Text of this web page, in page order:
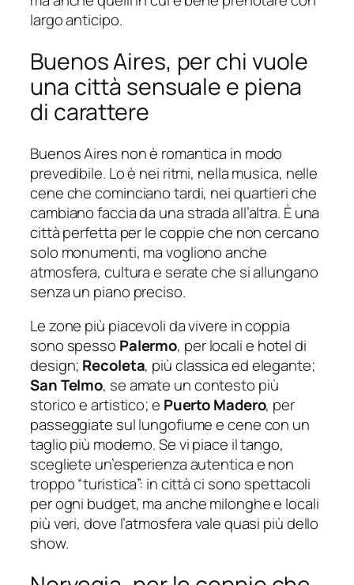
largo anticipo.
Buenos Aires, per chi vuole
una città sensuale e piena
di carattere
Buenos Aires non è romantica in modo
prevedibile. Lo è nei ritmi, nella musica, nelle
cene che cominciano tardi, nei quartieri che
cambiano faccia da una strada all’altra. È una
città perfetta per le coppie che non cercano
solo monumenti, ma vogliono anche
atmosfera, cultura e serate che si allungano
senza un piano preciso.
Le zone più piacevoli da vivere in coppia
sono spesso Palermo, per locali e hotel di
design; Recoleta, più classica ed elegante;
San Telmo, se amate un contesto più
storico e artistico; e Puerto Madero, per
passeggiate sul lungofiume e cene con un
taglio più moderno. Se vi piace il tango,
scegliete un’esperienza autentica e non
troppo “turistica”: in città ci sono spettacoli
per ogni budget, ma anche milonghe e locali
più veri, dove l’atmosfera vale quasi più dello
show.